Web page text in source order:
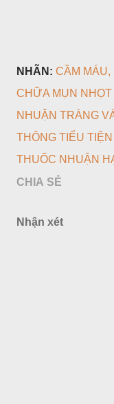
NHÃN: CẦM MÁU
CHỮA MỤN
NHUẬN TRÀNG
THÔNG TIỂU
THUỐC NHUẬN
CHIA SẺ
Nhận xét